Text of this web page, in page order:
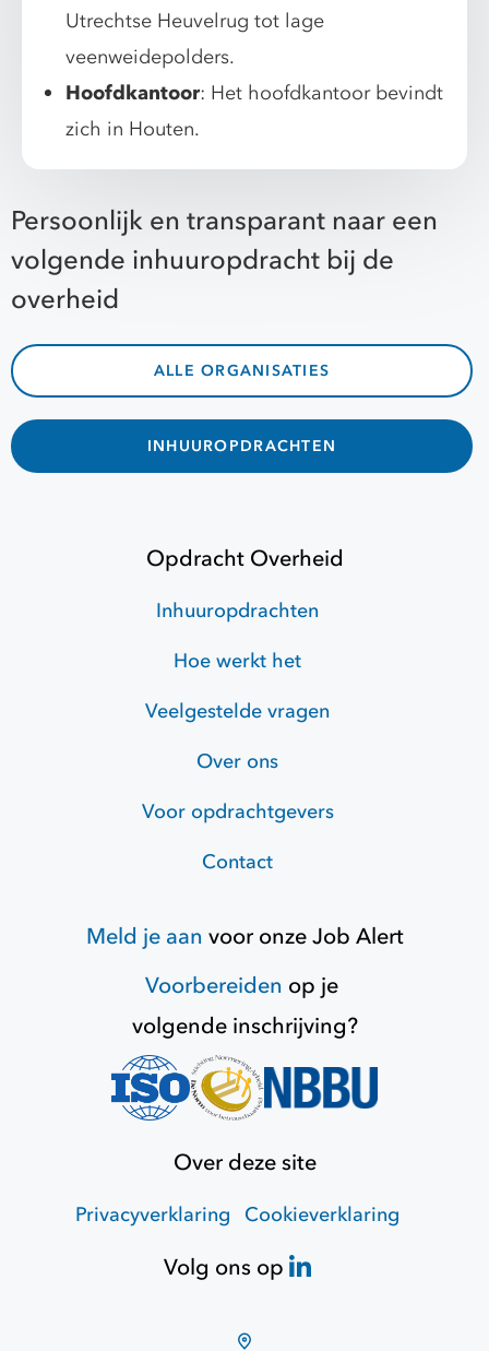
Utrechtse Heuvelrug tot lage
veenweidepolders.
Hoofdkantoor: Het hoofdkantoor bevindt
zich in Houten.
Persoonlijk en transparant naar een
volgende inhuuropdracht bij de
overheid
ALLE ORGANISATIES
INHUUROPDRACHTEN
Opdracht Overheid
Inhuuropdrachten
Hoe werkt het
Veelgestelde vragen
Over ons
Voor opdrachtgevers
Contact
Meld je aan voor onzeJob Alert
Voorbereiden op je
volgende inschrijving?
Over deze site
Privacyverklaring Cookieverklaring
Volg ons op